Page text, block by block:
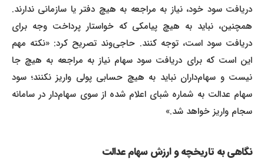
دریافت سود خود، نیاز به مراجعه به هیچ دفتر یا سازمانی ندارند.
همچنین، نباید به هیچ پیامکی که خواستار پرداخت وجه برای
دریافت سود است، توجه کنند. حاجی‌وند تصریح کرد: «نکته مهم
این است که برای دریافت سود سهام نیاز به مراجعه به هیچ جا
نیست و سهام‌داران نباید به هیچ حسابی پولی واریز نکنند؛ سود
سهام عدالت به شماره شبای اعلام شده از سوی سهام‌دار در سامانه
سجام واریز خواهد شد.»
نگاهی به تاریخچه و ارزش سهام عدالت